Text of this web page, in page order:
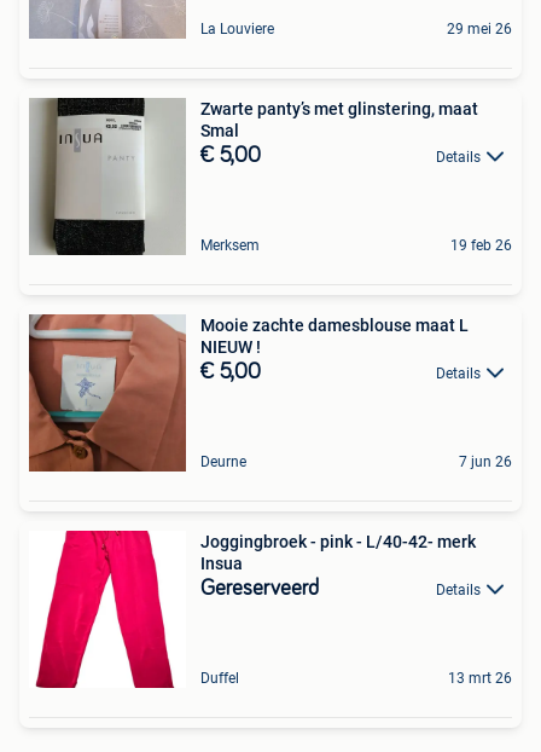
La Louviere 29 mei 26
Zwarte panty’s met glinstering, maat
Smal
€ 5,00 Details
Merksem 19 feb 26
Mooie zachte damesblouse maat L
NIEUW !
€ 5,00 Details
Deurne 7 jun 26
Joggingbroek - pink - L/40-42- merk
Insua
Gereserveerd Details
Duffel 13 mrt 26